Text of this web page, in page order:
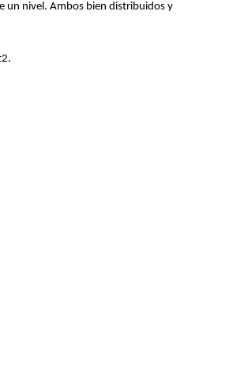
un nivel. Ambos bien distribuidos y